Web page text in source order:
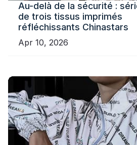
Au-delà de la sécurité :
de trois tissus imprimés
réfléchissants Chinastars
Apr 10, 2026